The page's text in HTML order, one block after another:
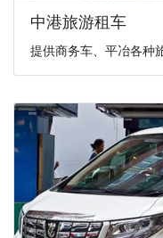
中港旅游租车
提供商务车、平冶各种